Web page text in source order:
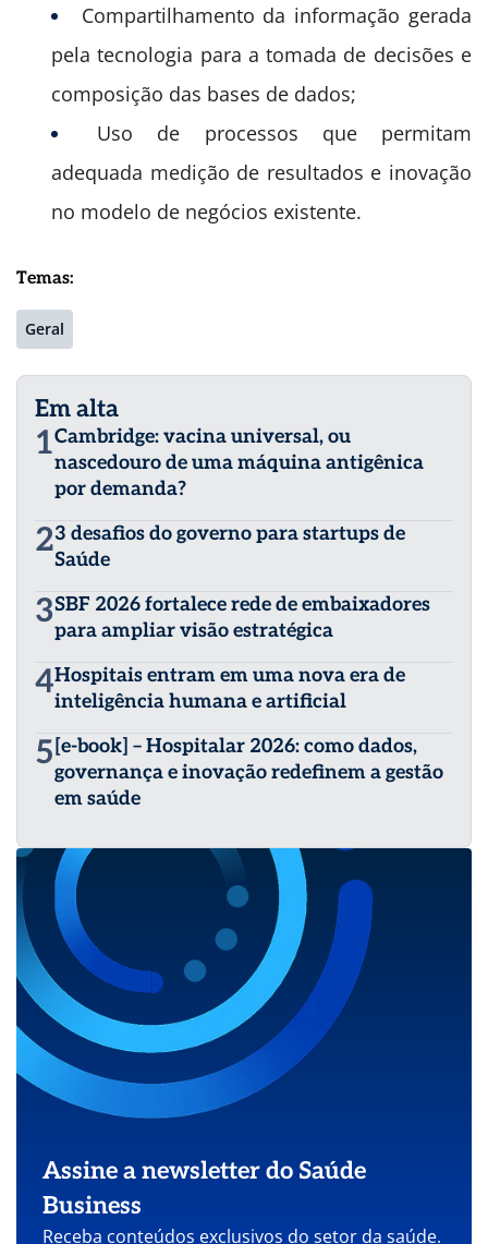
Compartilhamento da informação gerada
pela tecnologia para a tomada de decisões e
composição das bases de dados;
Uso de processos que permitam
adequada medição de resultados e inovação
no modelo de negócios existente.
Temas:
Geral
Em alta
1Cambridge: vacina universal, ou
nascedouro de uma máquina antigênica
por demanda?
23 desafios do governo para startups de
Saúde
3SBF 2026 fortalece rede de embaixadores
para ampliar visão estratégica
4Hospitais entram em uma nova era de
inteligência humana e artificial
5 [e-book] – Hospitalar 2026: como dados,
governança e inovação redefinem a gestão
em saúde
Assine a newsletter do Saúde
Business
Receba conteúdos exclusivos do setor da saúde.